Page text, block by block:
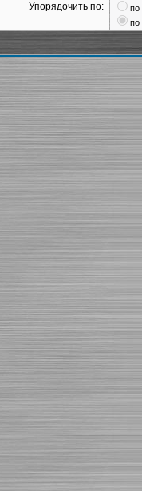
Упорядочить по:
по
по